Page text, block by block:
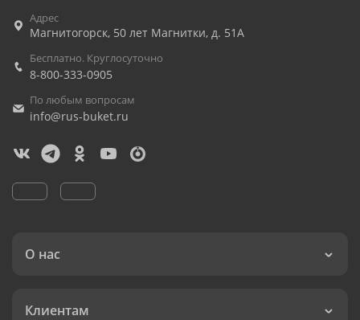
Адрес
Магнитогорск, 50 лет Магнитки, д. 51А
Бесплатно. Круглосуточно
8-800-333-0905
По любым вопросам
info@rus-buket.ru
О нас
Клиентам